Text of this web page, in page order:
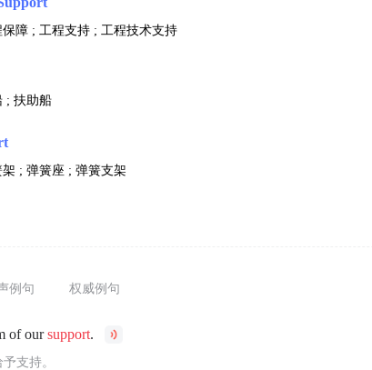
障 ; 工程支持 ; 工程技术支持
; 扶助船
; 弹簧座 ; 弹簧支架
例句 权威例句
of oursupport.
支持。